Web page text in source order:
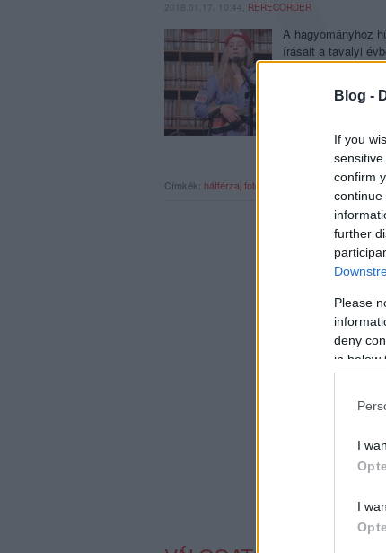
Blog -
If you
confirm
continue
further
Please
deny
in below
I
I
2018.01.17. 10:44, RERECORDER
A hagyományhoz
írásait a tavalyi
interjúk,
Címkék: háttérzajfotórecorder recvideo